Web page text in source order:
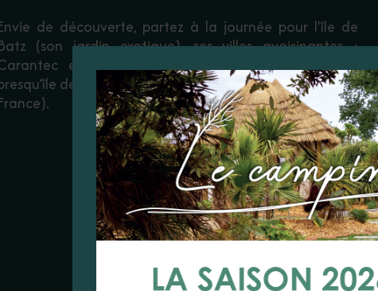
de découverte, partez à la journée pour l'île de
(son jardin exotique), ses villes avoisinantes :
et Roscoff. Ou bien, évadez-vous sur la
de Crozon (élue parmi les plus belles plages de
THE COAST